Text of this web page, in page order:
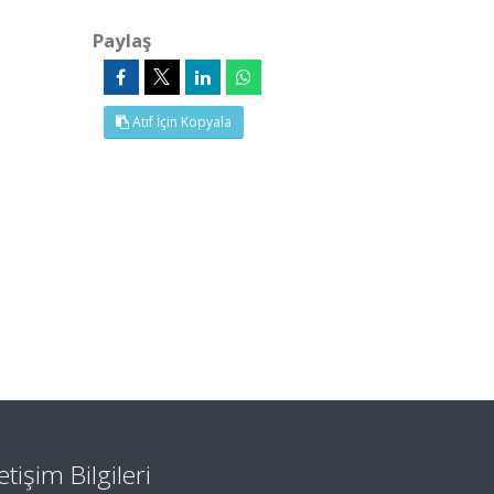
Paylaş
Atıf İçin Kopyala
Bilgileri